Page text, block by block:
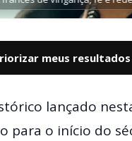
meus
lançado
para o início do